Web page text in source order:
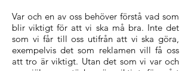
Var och en av oss behöver förstå vad som
blir viktigt för att vi ska må bra. Inte det
som vi får till oss utifrån att vi ska göra,
exempelvis det som reklamen vill få oss
att tro är viktigt. Utan det som vi var och